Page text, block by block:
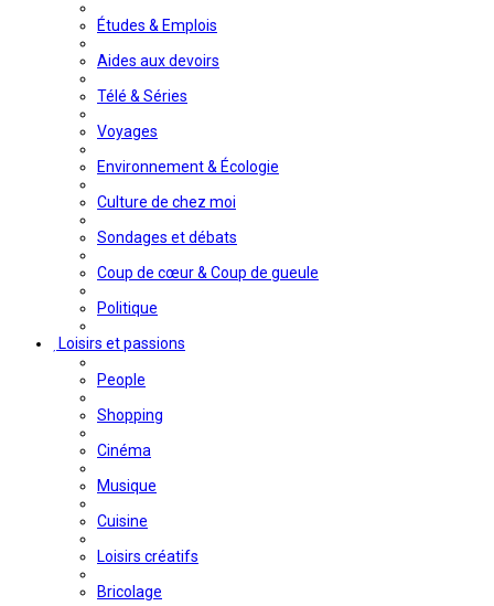
Études & Emplois
Aides aux devoirs
Télé & Séries
Voyages
Environnement & Écologie
Culture de chez moi
Sondages et débats
Coup de cœur & Coup de gueule
Politique
Loisirs et passions
People
Shopping
Cinéma
Musique
Cuisine
Loisirs créatifs
Bricolage